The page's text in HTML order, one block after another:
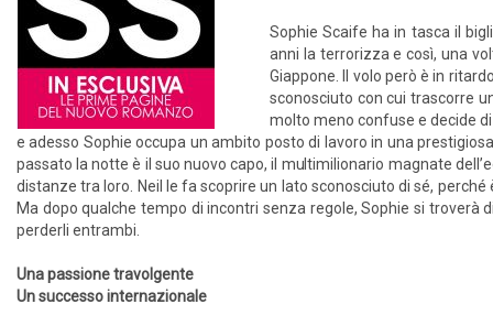
Sophie Scaife ha in tasca il
anni la terrorizza e così, una
Giappone. Il volo però è in
sconosciuto con cui trascorre
molto meno confuse e decide
e adesso Sophie occupa un ambito posto di lavoro in una
passato la notte è il suo nuovo capo, il multimilionario magnate
distanze tra loro. Neil le fa scoprire un lato sconosciuto di sé,
Ma dopo qualche tempo di incontri senza regole, Sophie si troverà
perderli entrambi.
Una passione travolgente
Un successo internazionale